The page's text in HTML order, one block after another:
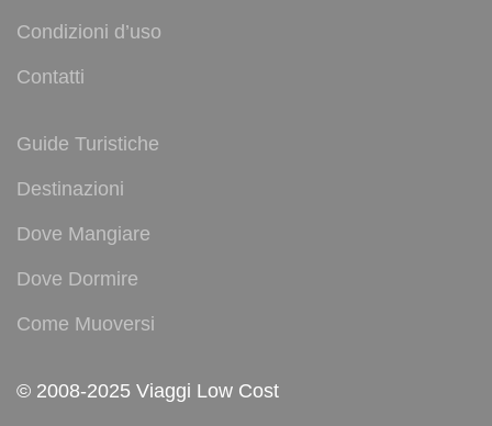
Condizioni d’uso
Contatti
Guide Turistiche
Destinazioni
Dove Mangiare
Dove Dormire
Come Muoversi
© 2008-2025 Viaggi Low Cost